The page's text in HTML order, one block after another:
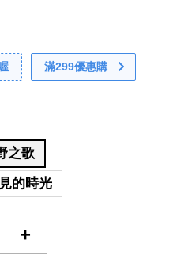
滿299優惠購
之歌
的時光
+